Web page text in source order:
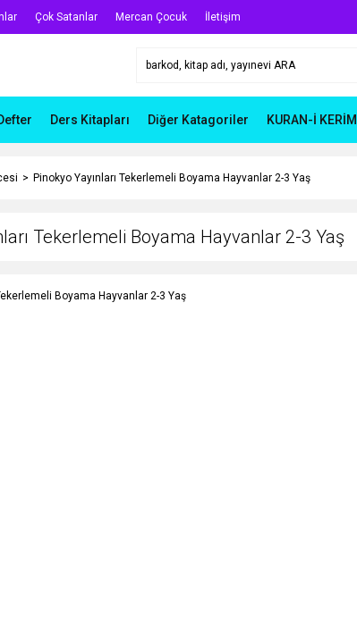
Çok Satanlar Mercan Çocuk İletişim
Ders Kitapları Diğer Katagoriler KURAN-İ KERİM
Pinokyo Yayınları Tekerlemeli Boyama Hayvanlar 2-3 Yaş
Tekerlemeli Boyama Hayvanlar 2-3 Yaş